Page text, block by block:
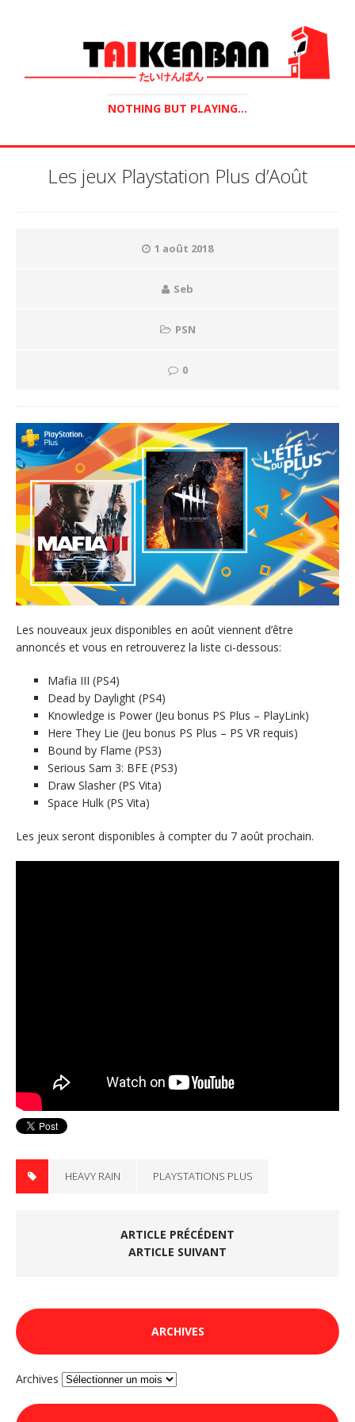
NOTHING BUT PLAYING...
Les jeux Playstation Plus d’Août
1 août 2018
Seb
PSN
0
Les nouveaux jeux disponibles en août viennent d’être
annoncés et vous en retrouverez la liste ci-dessous:
Mafia III (PS4)
Dead by Daylight (PS4)
Knowledge is Power (Jeu bonus PS Plus – PlayLink)
Here They Lie (Jeu bonus PS Plus – PS VR requis)
Bound by Flame (PS3)
Serious Sam 3: BFE (PS3)
Draw Slasher (PS Vita)
Space Hulk (PS Vita)
Les jeux seront disponibles à compter du 7 août prochain.
HEAVY RAIN PLAYSTATIONS PLUS
ARTICLE PRÉCÉDENT
ARTICLE SUIVANT
ARCHIVES
Archives